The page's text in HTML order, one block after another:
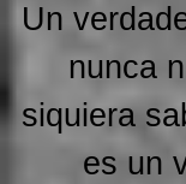
Un
nunca
siquiera
es un